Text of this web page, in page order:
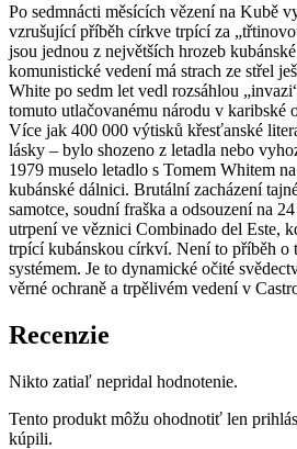
Po sedmnácti měsících vězení na Kubě
vzrušující příběh církve trpící za
jsou jednou z největších hrozeb
komunistické vedení má strach ze střel
White po sedm let vedl rozsáhlou
tomuto utlačovanému národu v karibské
Více jak 400 000 výtisků křesťanské
lásky – bylo shozeno z letadla nebo
1979 muselo letadlo s Tomem Whitem
kubánské dálnici. Brutální zacházení
samotce, soudní fraška a odsouzení na
utrpení ve věznici Combinado del Este,
trpící kubánskou církví. Není to příběh o
systémem. Je to dynamické očité
věrné ochraně a trpělivém vedení v
Recenzie
Nikto zatiaľ nepridal hodnotenie.
Tento produkt môžu ohodnotiť len
kúpili.